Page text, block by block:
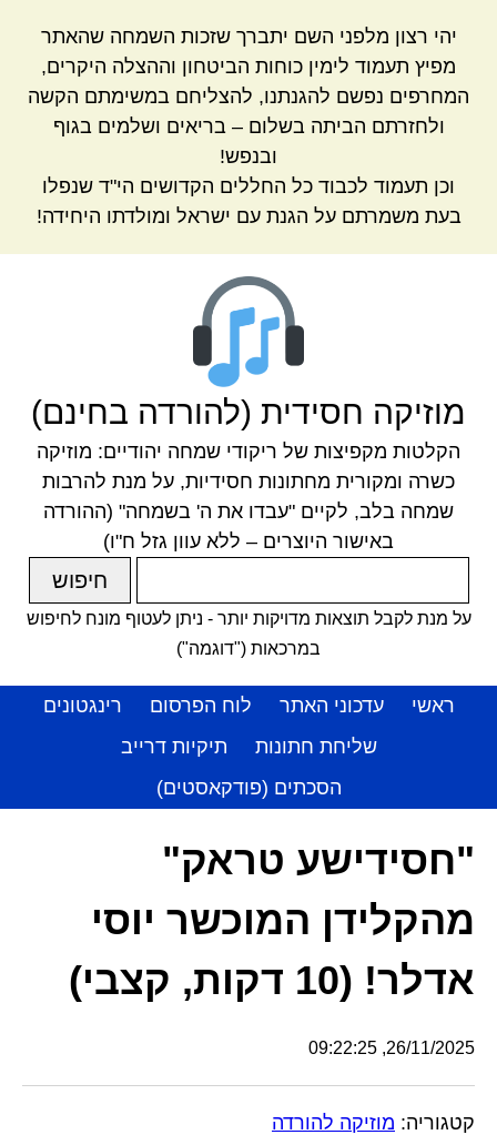
יהי רצון מלפני השם יתברך שזכות השמחה שהאתר
מפיץ תעמוד לימין כוחות הביטחון וההצלה היקרים,
המחרפים נפשם להגנתנו, להצליחם במשימתם הקשה
ולחזרתם הביתה בשלום – בריאים ושלמים בגוף
ובנפש!
וכן תעמוד לכבוד כל החללים הקדושים הי"ד שנפלו
בעת משמרתם על הגנת עם ישראל ומולדתו היחידה!
מוזיקה חסידית (להורדה בחינם)
הקלטות מקפיצות של ריקודי שמחה יהודיים: מוזיקה
כשרה ומקורית מחתונות חסידיות, על מנת להרבות
שמחה בלב, לקיים "עבדו את ה' בשמחה" (ההורדה
באישור היוצרים – ללא עוון גזל ח"ו)
על מנת לקבל תוצאות מדויקות יותר - ניתן לעטוף מונח לחיפוש
במרכאות ("דוגמה")
ראשי עדכוני האתר לוח הפרסום
רינגטונים
שליחת חתונות
תיקיות דרייב
הסכתים (פודקאסטים)
"חסידישע טראק"
מהקלידן המוכשר יוסי
אדלר! (10 דקות, קצבי)
26/11/2025, 09:22:25
קטגוריה: מוזיקה להורדה